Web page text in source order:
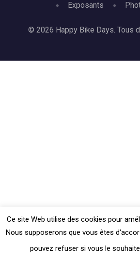
Exposants
© 2026 Happy Bike Days. Tous
Ce site Web utilise des cookies pour
Nous supposerons que vous êtes
pouvez refuser si vous le